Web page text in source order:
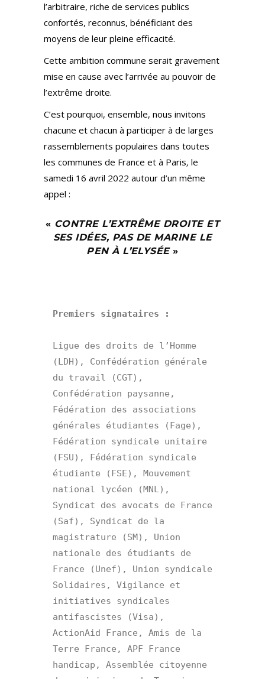
l’arbitraire, riche de services publics
confortés, reconnus, bénéficiant des
moyens de leur pleine efficacité.
Cette ambition commune serait gravement
mise en cause avec l’arrivée au pouvoir de
l’extrême droite.
C’est pourquoi, ensemble, nous invitons
chacune et chacun à participer à de larges
rassemblements populaires dans toutes
les communes de France et à Paris, le
samedi 16 avril 2022 autour d’un même
appel :
« CONTRE L’EXTRÊME DROITE ET
SES IDÉES, PAS DE MARINE LE
PEN À L’ELYSÉE»
Premiers signataires :
Ligue des droits de l’Homme
(LDH), Confédération générale
du travail (CGT),
Confédération paysanne,
Fédération des associations
générales étudiantes (Fage),
Fédération syndicale unitaire
(FSU), Fédération syndicale
étudiante (FSE), Mouvement
national lycéen (MNL),
Syndicat des avocats de France
(Saf), Syndicat de la
magistrature (SM), Union
nationale des étudiants de
France (Unef), Union syndicale
Solidaires, Vigilance et
initiatives syndicales
antifascistes (Visa),
ActionAid France, Amis de la
Terre France, APF France
handicap, Assemblée citoyenne